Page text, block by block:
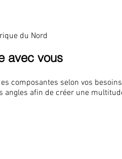
du Nord
avec vous
composantes selon vos
afin de créer une